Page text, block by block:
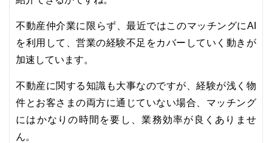
不動産仲介業に限らず、最近ではこのマッチングにAI
を利用して、営業の経験不足をカバーしていく動きが
加速しています。
不動産に関する知識も大事なのですが、経験が浅く物
件とお客さまの両方に通じていない場合、マッチング
にはかなりの時間を要し、業務効率が良くありませ
ん。